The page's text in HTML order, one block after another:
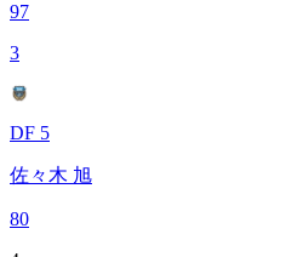
97
3
DF 5
佐々木 旭
80